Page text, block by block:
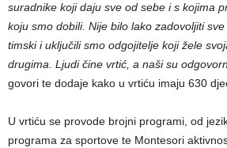
suradnike koji daju sve od sebe i s kojima
koju smo dobili. Nije bilo lako zadovoljiti
timski i uključili smo odgojitelje koji žele
drugima. Ljudi čine vrtić, a naši su
govori te dodaje kako u vrtiću imaju 630
U vrtiću se provode brojni programi, od
programa za sportove te Montesori